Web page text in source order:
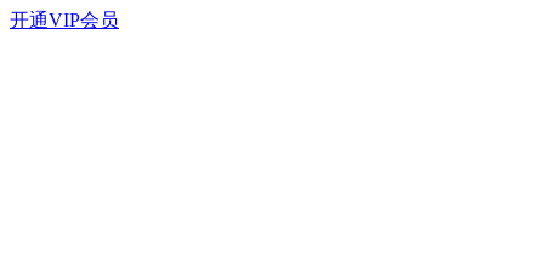
开通VIP会员